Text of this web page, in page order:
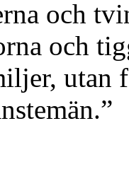
och
och
utan